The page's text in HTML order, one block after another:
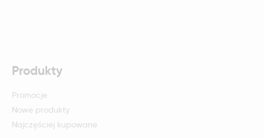
Produkty
Promocje
Nowe produkty
Najczęściej kupowane